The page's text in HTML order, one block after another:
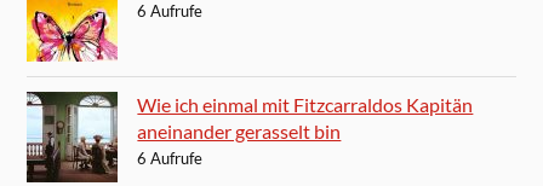
6 Aufrufe
Wie ich einmal mit Fitzcarraldos Kapitän
aneinander gerasselt bin
6 Aufrufe